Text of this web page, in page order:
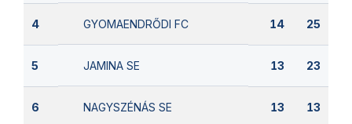
4 GYOMAENDRŐDI FC 14 25
5 JAMINA SE 13 23
6 NAGYSZÉNÁS SE 13 13